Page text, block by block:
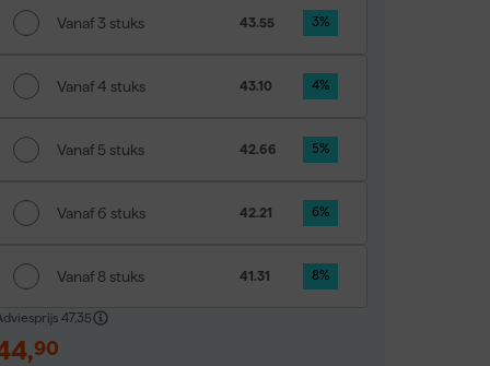
Vanaf 3 stuks 43.55 3%
Vanaf 4 stuks 43.10 4%
Vanaf 5 stuks 42.66 5%
Vanaf 6 stuks 42.21 6%
Vanaf 8 stuks 41.31 8%
47,35
,90